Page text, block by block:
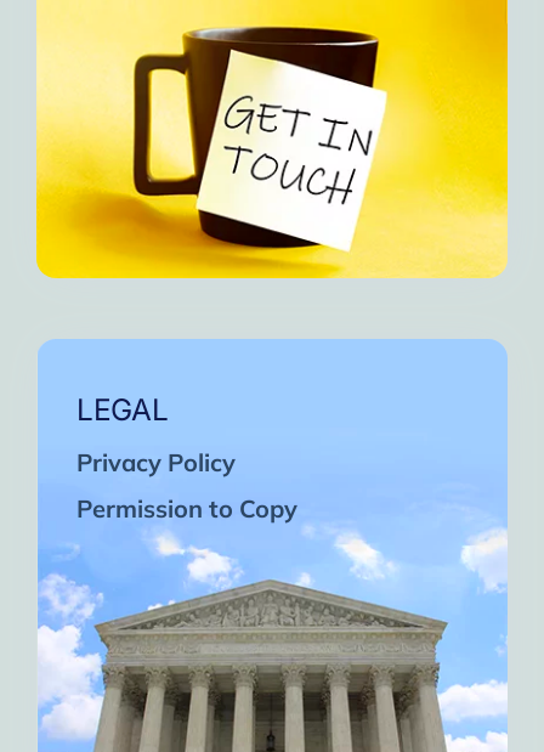
LEGAL
Privacy Policy
Permission to Copy